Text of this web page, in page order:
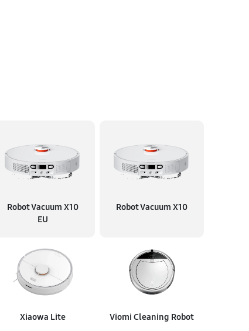
Robot Vacuum X10
EU
Robot Vacuum X10
Xiaowa Lite Viomi Cleaning Robot